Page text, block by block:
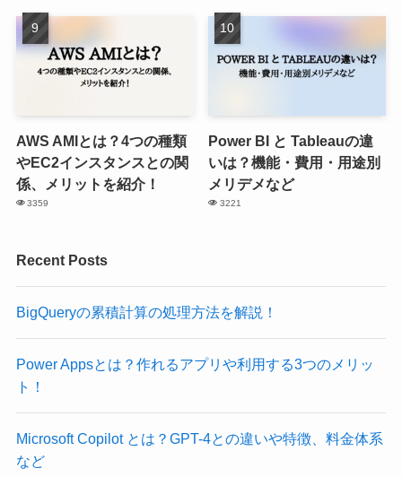
AWS AMIとは？4つの種類
やEC2インスタンスとの関
係、メリットを紹介！
3359
Power BI と Tableauの違
いは？機能・費用・用途別
メリデメなど
3221
Recent Posts
BigQueryの累積計算の処理方法を解説！
Power Appsとは？作れるアプリや利用する3つのメリッ
ト！
Microsoft Copilot とは？GPT-4との違いや特徴、料金体系
など